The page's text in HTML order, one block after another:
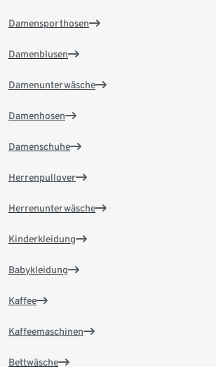
Damensporthosen
Damenblusen
Damenunterwäsche
Damenhosen
Damenschuhe
Herrenpullover
Herrenunterwäsche
Kinderkleidung
Babykleidung
Kaffee
Kaffeemaschinen
Bettwäsche